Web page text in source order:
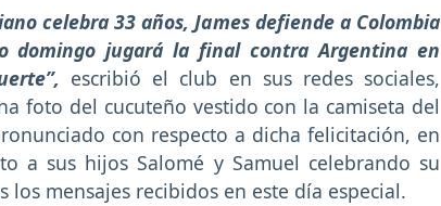
celebra 33 años, James defiende a Colombia
domingo jugará la final contra Argentina en
escribió el club en sus redes sociales,
foto del cucuteño vestido con la camiseta del
con respecto a dicha felicitación, en
a sus hijos Salomé y Samuel celebrando su
mensajes recibidos en este día especial.